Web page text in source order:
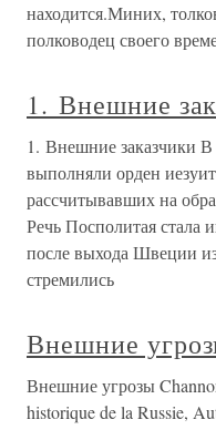
находится.Миних,
полководец своего
1. Внешние
1. Внешние заказчики
выполняли орден
рассчитывавших на
Речь Посполитая стала
после выхода Швеции
стремились
Внешние
Внешние угрозы
historique de la Russie,